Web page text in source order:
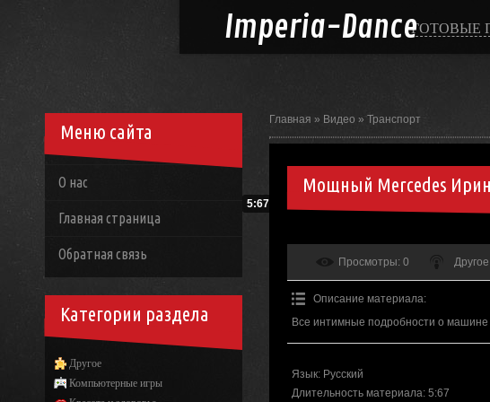
Imperia-DanceГОТОВЫЕ
Главная » Видео » Транспорт
Мощный Mercedes
5:67
Просмотры: 0 Другое
Описание материала:
Все интимные подробности о
Язык: Русский
Длительность материала: 5:67
Меню сайта
О нас
Главная страница
Обратная связь
Категории раздела
Другое
Компьютерные игры